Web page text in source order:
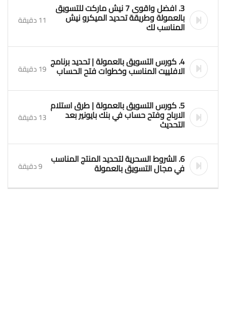
3. افضل واقوى 7 نيش ماركت للتسويق
بالعمولة وطريقة تحديد الميكرو نيش
المناسب لك 11 دقيقة
4. كورس التسويق بالعمولة | تحديد برنامج
الافلييت المناسب وخطوات فتح الحساب 19 دقيقة
5. كورس التسويق بالعمولة | طرق استلام
الارباح وفتح حساب في بنك بايونير بعد
التحديث 13 دقيقة
6. الشروط السحرية لتحديد المنتج المناسب
في مجال التسويق بالعمولة 9 دقيقة